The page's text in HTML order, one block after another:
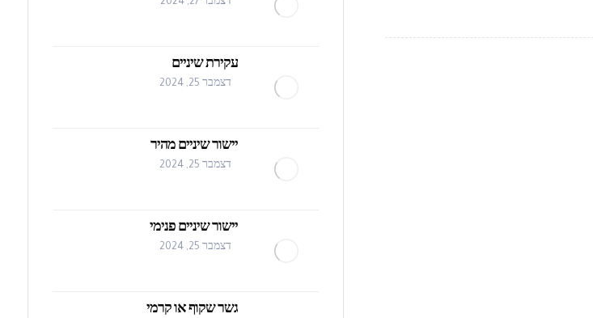
דצמבר 27, 2024
עקירת שיניים
דצמבר 25, 2024
יישור שיניים מהיר
דצמבר 25, 2024
יישור שיניים פנימי
דצמבר 25, 2024
גשר שקוף או קרמי